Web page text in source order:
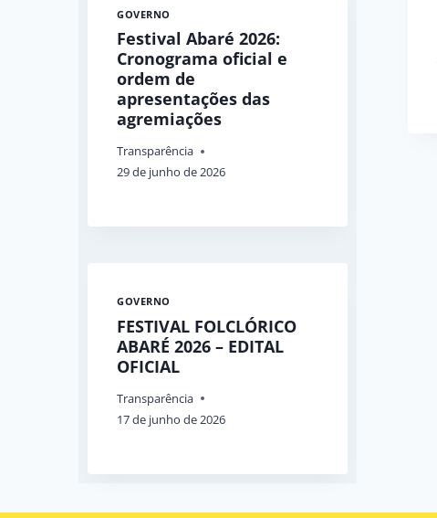
GOVERNO
Festival Abaré 2026:
Cronograma oficial e
ordem de
apresentações das
agremiações
Transparência
29 de junho de 2026
GOVERNO
FESTIVAL FOLCLÓRICO
ABARÉ 2026 – EDITAL
OFICIAL
Transparência
17 de junho de 2026